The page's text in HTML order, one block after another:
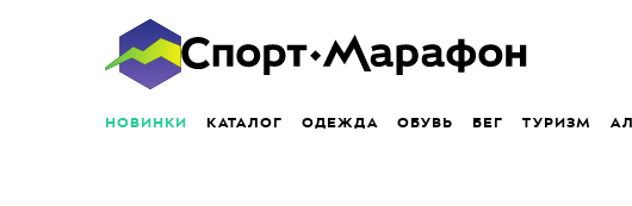
НОВИНКИ КАТАЛОГ ОДЕЖДА ОБУВЬ БЕГ ТУРИЗМ